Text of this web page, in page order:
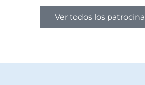
Ver todos los